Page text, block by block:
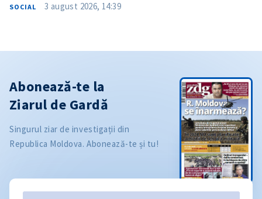
SOCIAL 3 august 2026, 14:39
Abonează-te la
Ziarul de Gardă
Singurul ziar de investigații din
Republica Moldova. Abonează-te și tu!